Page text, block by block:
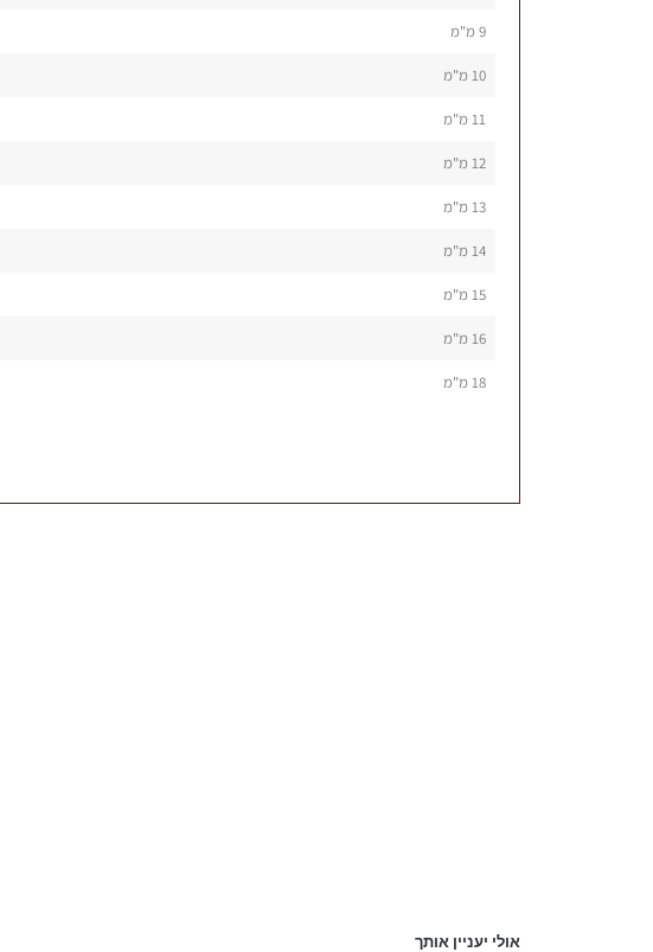
9 מ"מ
10 מ"מ
11 מ"מ
12 מ"מ
13 מ"מ
14 מ"מ
15 מ"מ
16 מ"מ
18 מ"מ
אולי יעניין אותך